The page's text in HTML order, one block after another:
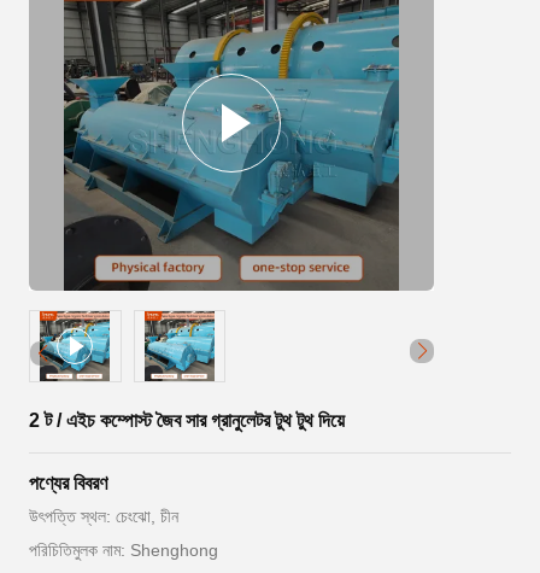
2 ট / এইচ কম্পোস্ট জৈব সার গ্রানুলেটর টুথ টুথ দিয়ে
পণ্যের বিবরণ
উৎপত্তি স্থল: চেংঝো, চীন
পরিচিতিমুলক নাম: Shenghong